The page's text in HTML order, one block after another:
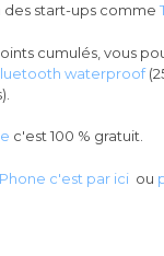
start-ups comme
cumulés, vous
waterproof
c'est 100 % gratuit.
c'est par ici ou